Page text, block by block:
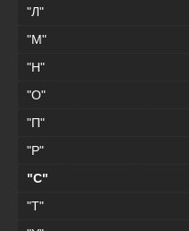
"Л"
"М"
"Н"
"О"
"П"
"Р"
"С"
"Т"